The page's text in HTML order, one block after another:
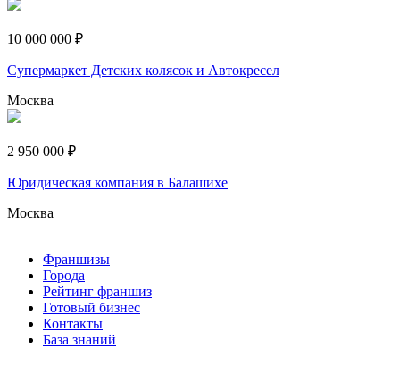
10 000 000 ₽
Супермаркет Детских колясок и Автокресел
Москва
2 950 000 ₽
Юридическая компания в Балашихе
Москва
Франшизы
Города
Рейтинг франшиз
Готовый бизнес
Контакты
База знаний